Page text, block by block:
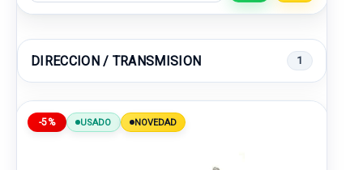
DIRECCION / TRANSMISION 1
-5% USADO NOVEDAD